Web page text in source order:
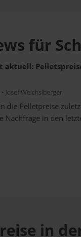
für
aktuell:
Josef Weichslberger
die Pelletpreise
Nachfrage in den
in